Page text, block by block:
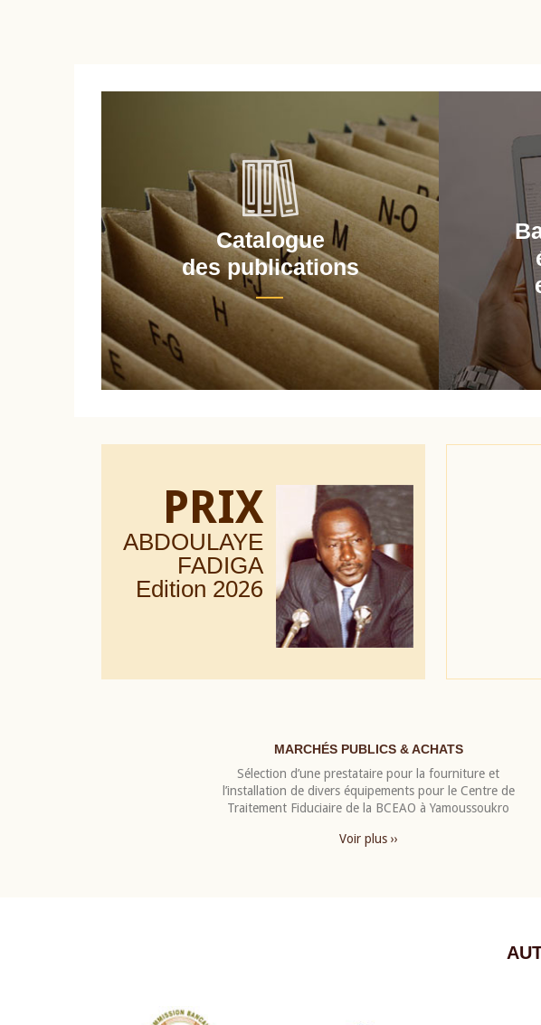
Catalogue
des publications
PRIX
ABDOULAYE
FADIGA
Edition 2026
MARCHÉS PUBLICS & ACHATS
Sélection d’une prestataire pour la fourniture et
l’installation de divers équipements pour le Centre de
Traitement Fiduciaire de la BCEAO à Yamoussoukro
Voir plus ››